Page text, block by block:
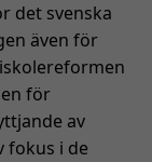
det svenska
även för
för
av
fokus i de